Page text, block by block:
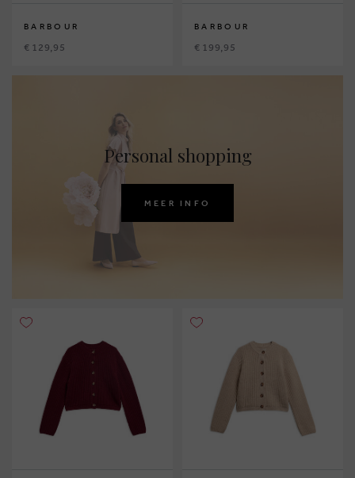
BARBOUR
€ 129,95
BARBOUR
€ 199,95
Personal shopping
MEER INFO